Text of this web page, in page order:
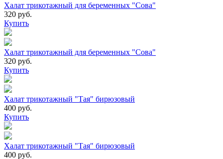
Халат трикотажный для беременных "Сова"
320 руб.
Купить
Халат трикотажный для беременных "Сова"
320 руб.
Купить
Халат трикотажный "Тая" бирюзовый
400 руб.
Купить
Халат трикотажный "Тая" бирюзовый
400 руб.